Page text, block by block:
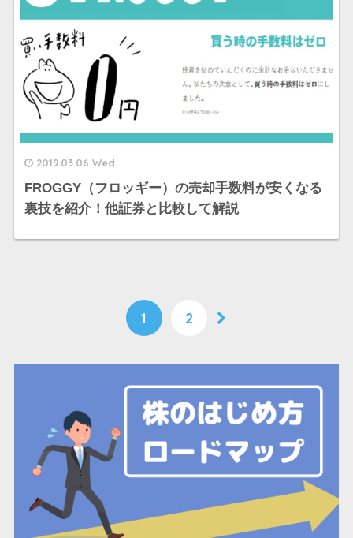
2019.03.06 Wed
FROGGY（フロッギー）の売却手数料が安くなる
裏技を紹介！他証券と比較して解説
1 2